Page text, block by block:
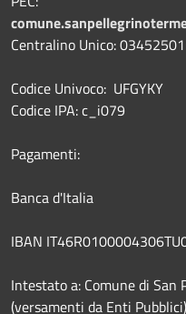
Centralino Unico:
Codice Univoco: UFGYKY
Codice IPA: c_i079
Pagamenti:
Banca d'Italia
IBAN
Intestato a: Comune di San
(versamenti da Enti Pubblici)